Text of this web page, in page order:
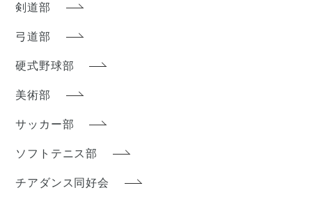
剣道部
弓道部
硬式野球部
美術部
サッカー部
ソフトテニス部
チアダンス同好会